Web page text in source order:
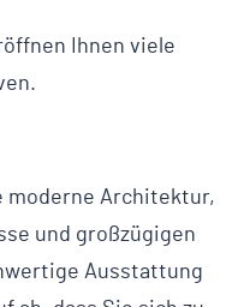
Ihnen viele
moderne Architektur,
und großzügigen
Ausstattung